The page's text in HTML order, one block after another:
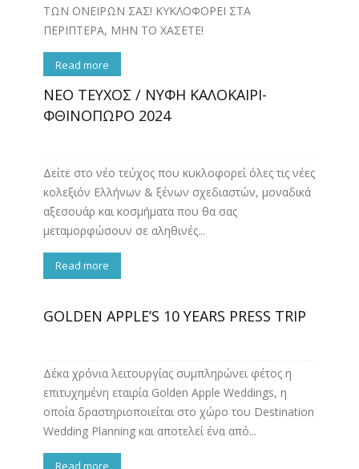
ΤΩΝ ΟΝΕΙΡΩΝ ΣΑΣ! ΚΥΚΛΟΦΟΡΕΙ ΣΤΑ
ΠΕΡΙΠΤΕΡΑ, ΜΗΝ ΤΟ ΧΑΣΕΤΕ!
Read more
ΝΕΟ ΤΕΥΧΟΣ / ΝΥΦΗ ΚΑΛΟΚΑΙΡΙ-
ΦΘΙΝΟΠΩΡΟ 2024
Δείτε στο νέο τεύχος που κυκλοφορεί όλες τις νέες
κολεξιόν Ελλήνων & ξένων σχεδιαστών, μοναδικά
αξεσουάρ και κοσμήματα που θα σας
μεταμορφώσουν σε αληθινές...
Read more
GOLDEN APPLE’S 10 YEARS PRESS TRIP
Δέκα χρόνια λειτουργίας συμπληρώνει φέτος η
επιτυχημένη εταιρία Golden Apple Weddings, η
οποία δραστηριοποιείται στο χώρο του Destination
Wedding Planning και αποτελεί ένα από...
Read more